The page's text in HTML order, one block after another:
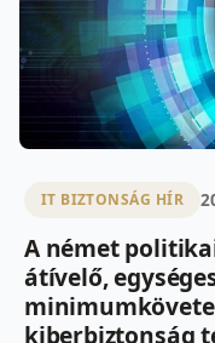
IT BIZTONSÁG HÍR
A német
átívelő,
kiberbiztonság